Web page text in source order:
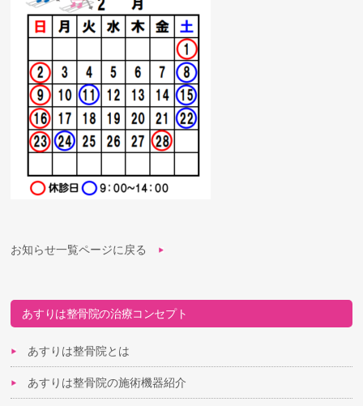
お知らせ一覧ページに戻る
あすりは整骨院の治療コンセプト
あすりは整骨院とは
あすりは整骨院の施術機器紹介